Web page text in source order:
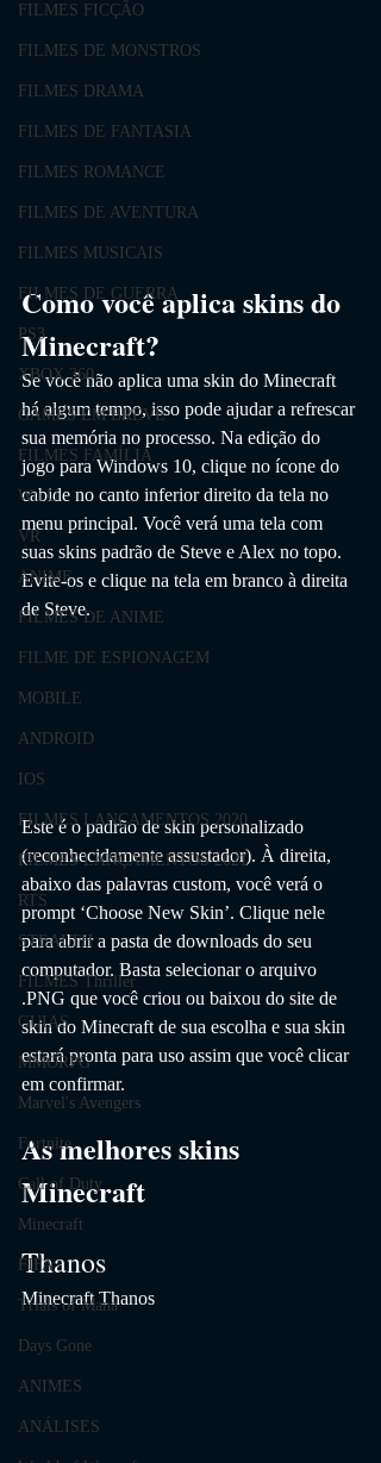
FILMES FICÇÃO
FILMES DE MONSTROS
FILMES DRAMA
FILMES DE FANTASIA
FILMES ROMANCE
FILMES DE AVENTURA
FILMES MUSICAIS
FILMES DE GUERRA
PS3
XBOX 360
GAMES EM BREVE
FILMES FAMÍLIA
Wii U
VR
ANIME
FILMES DE ANIME
FILME DE ESPIONAGEM
MOBILE
ANDROID
IOS
FILMES LANÇAMENTOS 2020
FILMES LANÇAMENTOS 2021
RTS
STEALTH
FILMES Thriller
GUIAS
MMORPG
Marvel's Avengers
Fortnite
Call of Duty
Minecraft
FIFA
Trials of Mana
Days Gone
ANIMES
ANÁLISES
Como você aplica skins do
Minecraft?
Se você não aplica uma skin do Minecraft
há algum tempo, isso pode ajudar a refrescar
sua memória no processo. Na edição do
jogo para Windows 10, clique no ícone do
cabide no canto inferior direito da tela no
menu principal. Você verá uma tela com
suas skins padrão de Steve e Alex no topo.
Evite-os e clique na tela em branco à direita
de Steve.
Este é o padrão de skin personalizado
(reconhecidamente assustador). À direita,
abaixo das palavras custom, você verá o
prompt ‘Choose New Skin’. Clique nele
para abrir a pasta de downloads do seu
computador. Basta selecionar o arquivo
.PNG que você criou ou baixou do site de
skin do Minecraft de sua escolha e sua skin
estará pronta para uso assim que você clicar
em confirmar.
As melhores skins
Minecraft
Thanos
Minecraft Thanos